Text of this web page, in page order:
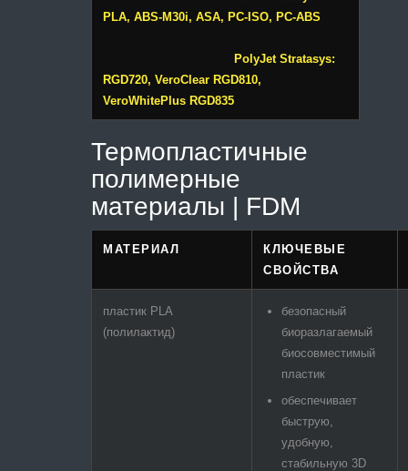
PLA, ABS-M30i, ASA, PC-ISO, PC-ABS
PolyJet Stratasys:
RGD720, VeroClear RGD810,
VeroWhitePlus RGD835
Термопластичные
полимерные
материалы | FDM
МАТЕРИАЛ
КЛЮЧЕВЫЕ
СВОЙСТВА
пластик PLA
(полилактид)
безопасный
биоразлагаемый
биосовместимый
пластик
обеспечивает
быструю,
удобную,
стабильную 3D